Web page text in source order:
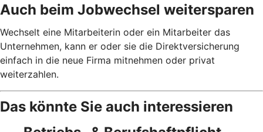
Auch beim Jobwechsel weitersparen
Wechselt eine Mitarbeiterin oder ein Mitarbeiter das
Unternehmen, kann er oder sie die Direktversicherung
einfach in die neue Firma mitnehmen oder privat
weiterzahlen.
Das könnte Sie auch interessieren